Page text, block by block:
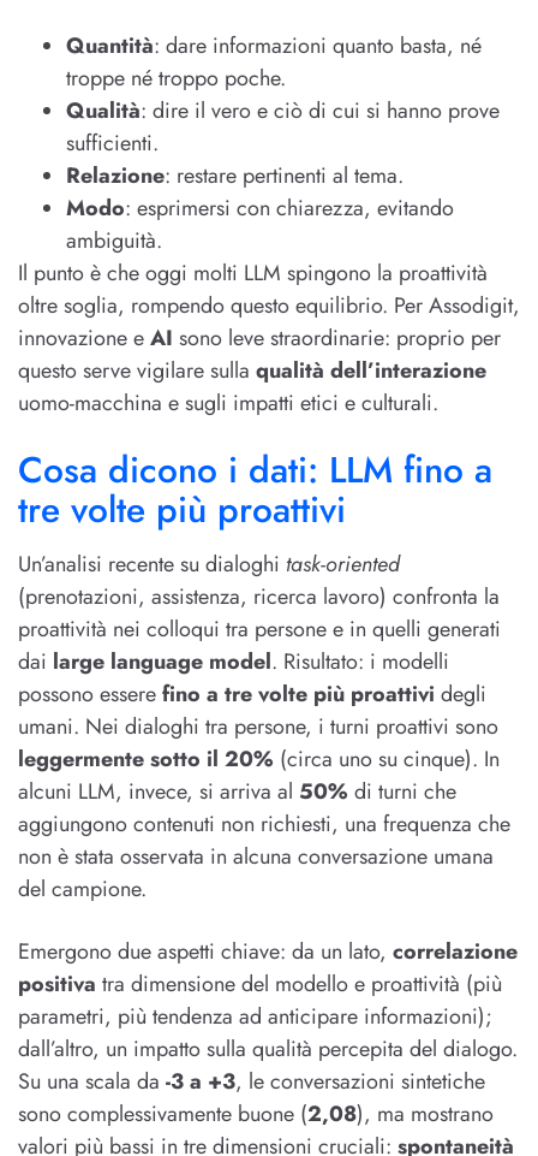
Quantità: dare informazioni quanto basta, né
troppe né troppo poche.
Qualità: dire il vero e ciò di cui si hanno prove
sufficienti.
Relazione: restare pertinenti al tema.
Modo: esprimersi con chiarezza, evitando
ambiguità.
Il punto è che oggi molti LLM spingono la proattività
oltre soglia, rompendo questo equilibrio. Per Assodigit,
innovazione eAI sono leve straordinarie: proprio per
questo serve vigilare sulla qualità dell’interazione
uomo-macchina e sugli impatti etici e culturali.
Cosa dicono i dati: LLM fino a
tre volte più proattivi
Un’analisi recente su dialoghi task-oriented
(prenotazioni, assistenza, ricerca lavoro) confronta la
proattività nei colloqui tra persone e in quelli generati
dai large language model. Risultato: i modelli
possono esserefino a tre volte più proattivi degli
umani. Nei dialoghi tra persone, i turni proattivi sono
leggermente sotto il 20% (circa uno su cinque). In
alcuni LLM, invece, si arriva al 50% di turni che
aggiungono contenuti non richiesti, una frequenza che
non è stata osservata in alcuna conversazione umana
del campione.
Emergono due aspetti chiave: da un lato, correlazione
positiva tra dimensione del modello e proattività (più
parametri, più tendenza ad anticipare informazioni);
dall’altro, un impatto sulla qualità percepita del dialogo.
Su una scala da -3 a +3, le conversazioni sintetiche
sono complessivamente buone (2,08), ma mostrano
valori più bassi in tre dimensioni cruciali: spontaneità